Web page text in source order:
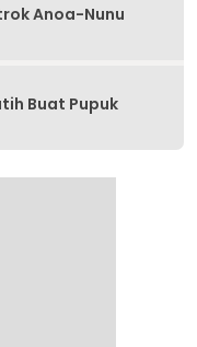
Anoa-Nunu
Buat Pupuk